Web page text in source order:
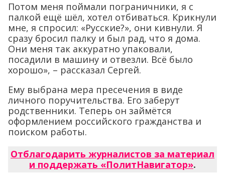
Потом меня поймали пограничники, я с
палкой ещё шёл, хотел отбиваться. Крикнули
мне, я спросил: «Русские?», они кивнули. Я
сразу бросил палку и был рад, что я дома.
Они меня так аккуратно упаковали,
посадили в машину и отвезли. Всё было
хорошо», – рассказал Сергей.
Ему выбрана мера пресечения в виде
личного поручительства. Его заберут
родственники. Теперь он займётся
оформлением российского гражданства и
поиском работы.
Отблагодарить журналистов за материал
и поддержать «ПолитНавигатор».